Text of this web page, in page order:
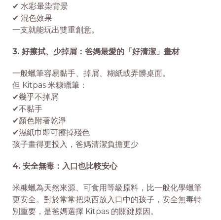
✔ 水彩暈染背景
✔ 混色效果
一支就能玩出雙重創意。
3. 好擦拭、少掉屑：爸媽最愛的「好清潔」畫材
一般蠟筆容易黏手、掉屑、糊紙或弄髒桌面。
但 Kitpas 米糠蠟筆：
✔幾乎不掉屑
✔不黏手
✔顏色附著乾淨
✔濕紙巾即可擦掉殘色
孩子畫得更投入，爸媽清潔負擔更少
4. 安全無毒：入口也比較安心
米糠蠟為天然來源、可食用等級原料，比一般化學蠟筆
更安全。對於常常把東西放入口中的孩子，安全無毒特
別重要，是爸媽選擇 Kitpas 的關鍵原因。